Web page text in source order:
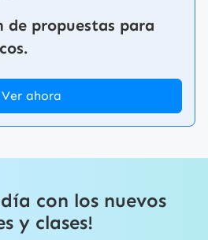
de propuestas para
Ver ahora
con los nuevos
y clases!